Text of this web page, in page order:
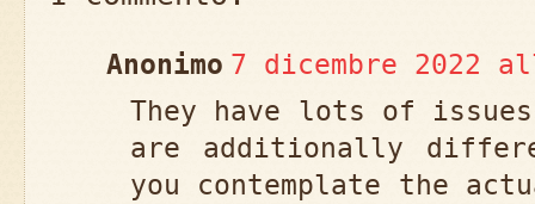
Anonimo 7 dicembre 2022
They have lots of
are additionally
you contemplate the